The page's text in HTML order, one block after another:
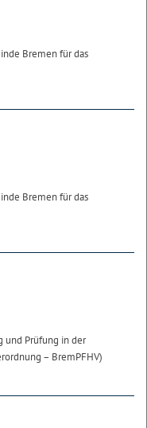
Bremen für das
Bremen für das
und Prüfung in der
– BremPFHV)